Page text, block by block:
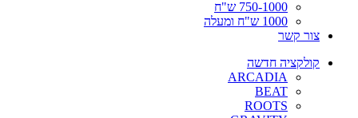
750-1000 ש"ח
1000 ש"ח ומעלה
צור קשר
קולקציה חדשה
ARCADIA
BEAT
ROOTS